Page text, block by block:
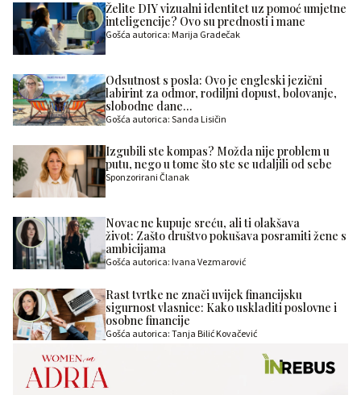
Želite DIY vizualni identitet uz pomoć umjetne
inteligencije? Ovo su prednosti i mane
Gošća autorica: Marija Gradečak
Odsutnost s posla: Ovo je engleski jezični
labirint za odmor, rodiljni dopust, bolovanje,
slobodne dane…
Gošća autorica: Sanda Lisičin
Izgubili ste kompas? Možda nije problem u
putu, nego u tome što ste se udaljili od sebe
Sponzorirani Članak
Novac ne kupuje sreću, ali ti olakšava
život: Zašto društvo pokušava posramiti žene s
ambicijama
Gošća autorica: Ivana Vezmarović
Rast tvrtke ne znači uvijek financijsku
sigurnost vlasnice: Kako uskladiti poslovne i
osobne financije
Gošća autorica: Tanja Bilić Kovačević